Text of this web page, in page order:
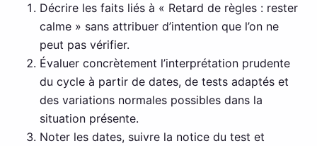
Décrire les faits liés à « Retard de règles : rester
calme » sans attribuer d’intention que l’on ne
peut pas vérifier.
Évaluer concrètement l’interprétation prudente
du cycle à partir de dates, de tests adaptés et
des variations normales possibles dans la
situation présente.
Noter les dates, suivre la notice du test et